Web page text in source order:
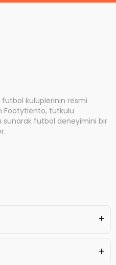
kulüplerinin resmi
Footytiento, tutkulu
sunarak futbol deneyimini bir